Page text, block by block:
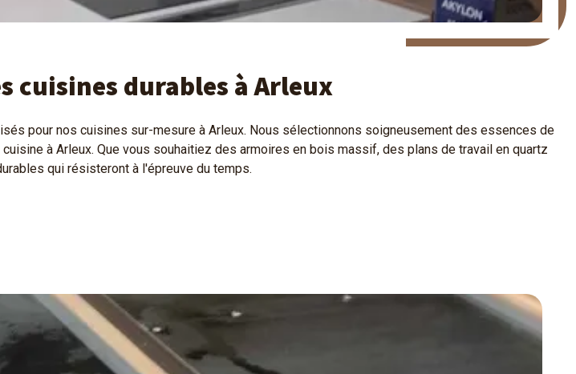
cuisines durables à Arleux
pour nos cuisines sur-mesure à Arleux. Nous sélectionnons soigneusement des essences de
à Arleux. Que vous souhaitiez des armoires en bois massif, des plans de travail en quartz
qui résisteront à l'épreuve du temps.